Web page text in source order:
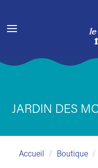
contenu
JARDIN DES
Accueil / Boutique /